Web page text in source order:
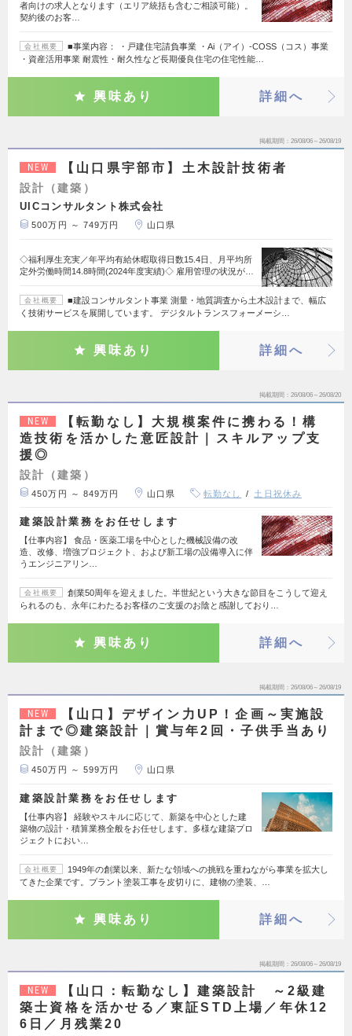
者向けの求人となります（エリア統括も含むご相談可能）。
契約後のお客…
会社概要
■事業内容： ・戸建住宅請負事業 ・Ai（アイ）-COSS（コス）事業
・資産活用事業 耐震性・耐久性など長期優良住宅の住宅性能…
興味あり 詳細へ
掲載期間 26/08/06～26/08/19
NEW 【山口県宇部市】土木設計技術者
設計（建築）
UICコンサルタント株式会社
500万円 ～ 749万円 山口県
◇福利厚生充実／年平均有給休暇取得日数15.4日、月平均所
定外労働時間14.8時間(2024年度実績)◇ 雇用管理の状況が…
会社概要
■建設コンサルタント事業 測量・地質調査から土木設計まで、幅広
く技術サービスを展開しています。 デジタルトランスフォーメーシ…
興味あり 詳細へ
掲載期間 26/08/06～26/08/20
NEW
【転勤なし】大規模案件に携わる！構
造技術を活かした意匠設計｜スキルアップ支
援◎
設計（建築）
450万円 ～ 849万円 山口県 転勤なし 土日祝休み
建築設計業務をお任せします
【仕事内容】 食品・医薬工場を中心とした機械設備の改
造、改修、増強プロジェクト、および新工場の設備導入に伴
うエンジニアリン…
会社概要
創業50周年を迎えました。半世紀という大きな節目をこうして迎え
られるのも、永年にわたるお客様のご支援のお陰と感謝しており…
興味あり 詳細へ
掲載期間 26/08/06～26/08/19
NEW
【山口】デザイン力UP！企画～実施設
計まで◎建築設計｜賞与年2回・子供手当あり
設計（建築）
450万円 ～ 599万円 山口県
建築設計業務をお任せします
【仕事内容】 経験やスキルに応じて、新築を中心とした建
築物の設計・積算業務全般をお任せします。多様な建築プロ
ジェクトにおい…
会社概要
1949年の創業以来、新たな領域への挑戦を重ねながら事業を拡大し
てきた企業です。プラント塗装工事を皮切りに、建物の塗装、…
興味あり 詳細へ
掲載期間 26/08/06～26/08/19
NEW
【山口：転勤なし】建築設計 ～2級建
築士資格を活かせる／東証STD上場／年休12
6日／月残業20